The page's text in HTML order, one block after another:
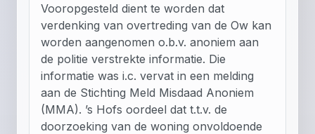
Vooropgesteld dient te worden dat
verdenking van overtreding van de Ow kan
worden aangenomen o.b.v. anoniem aan
de politie verstrekte informatie. Die
informatie was i.c. vervat in een melding
aan de Stichting Meld Misdaad Anoniem
(MMA). ’s Hofs oordeel dat t.t.v. de
doorzoeking van de woning onvoldoende